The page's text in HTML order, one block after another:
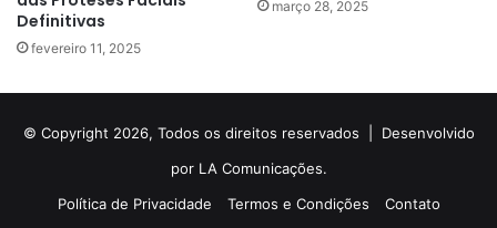
Definitivas
fevereiro 11, 2025
março 28, 2025
© Copyright 2026, Todos os direitos reservados | Desenvolvido
por LA Comunicações.
Política de Privacidade
Termos e Condições Contato